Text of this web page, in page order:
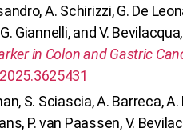
A. Schirizzi, G. De
Giannelli, and V. Bevilacqua,
in Colon and Gastric
S. Sciascia, A. Barreca,
P. van Paassen, V.